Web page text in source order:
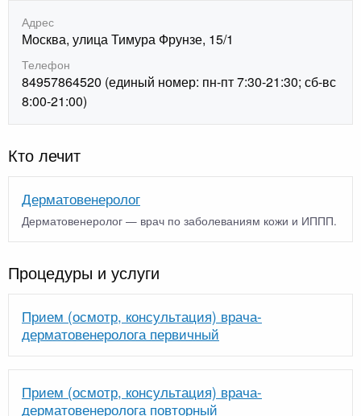
Адрес
Москва, улица Тимура Фрунзе, 15/1
Телефон
84957864520 (единый номер: пн-пт 7:30-21:30; сб-вс
8:00-21:00)
Кто лечит
Дерматовенеролог
Дерматовенеролог — врач по заболеваниям кожи и ИППП.
Процедуры и услуги
Прием (осмотр, консультация) врача-
дерматовенеролога первичный
Прием (осмотр, консультация) врача-
дерматовенеролога повторный